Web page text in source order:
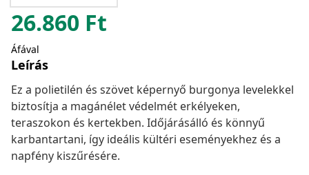
26.860 Ft
Áfával
Leírás
Ez a polietilén és szövet képernyő burgonya levelekkel
biztosítja a magánélet védelmét erkélyeken,
teraszokon és kertekben. Időjárásálló és könnyű
karbantartani, így ideális kültéri eseményekhez és a
napfény kiszűrésére.